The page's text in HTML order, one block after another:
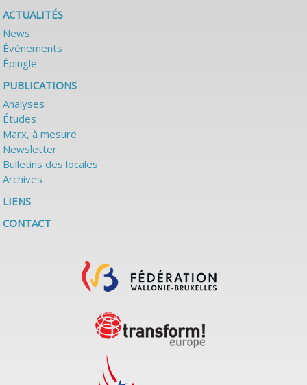
ACTUALITÉS
News
Événements
Épinglé
PUBLICATIONS
Analyses
Études
Marx, à mesure
Newsletter
Bulletins des locales
Archives
LIENS
CONTACT